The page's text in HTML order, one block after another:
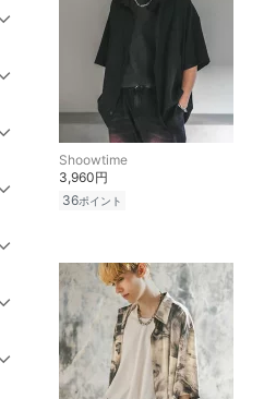
Shoowtime
3,960円
36ポイント